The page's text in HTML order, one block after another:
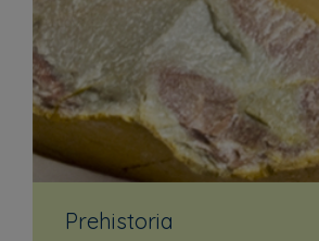
Prehistoria